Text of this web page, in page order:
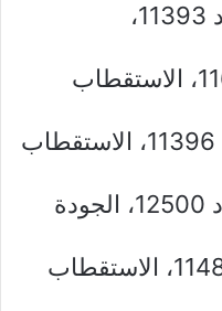
: التردد 11393،
: التردد 11641، الاستقطاب
: التردد 11396، الاستقطاب
: التردد 12500، الجودة
: التردد 11483، الاستقطاب